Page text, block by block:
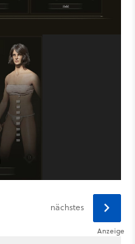
nächstes